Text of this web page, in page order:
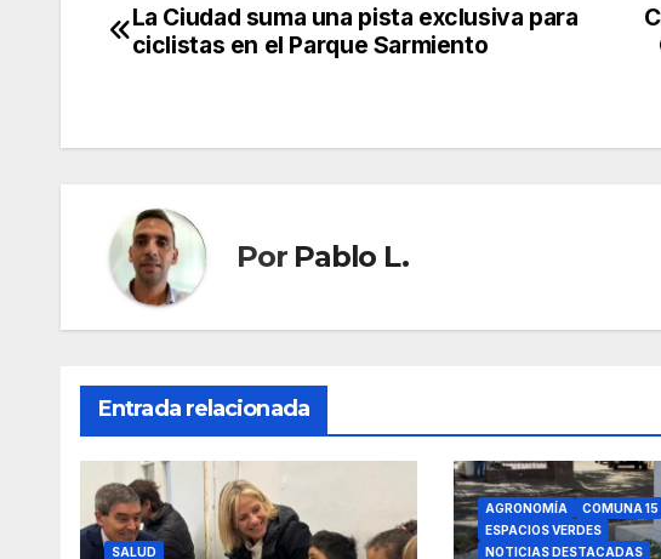
Navegación
La Ciudad suma una pista exclusiva para
ciclistas en el Parque Sarmiento
Por Pablo L.
Entrada relacionada
SALUD
AGRONOMÍA
COMUNA 15
ESPACIOS VERDES
NOTICIAS DESTACADAS